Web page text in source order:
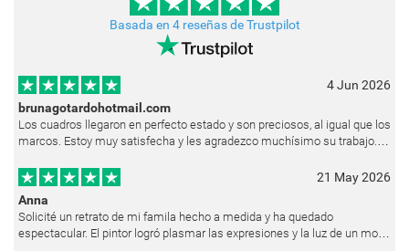
Basada en 4 reseñas de Trustpilot
4 Jun 2026
brunagotardohotmail.com
Los cuadros llegaron en perfecto estado y son preciosos, al igual que los
marcos. Estoy muy satisfecha y les agradezco muchísimo su trabajo.
21 May 2026
Anna
Solicité un retrato de mi famila hecho a medida y ha quedado
espectacular. El pintor logró plasmar las expresiones y la luz de un modo